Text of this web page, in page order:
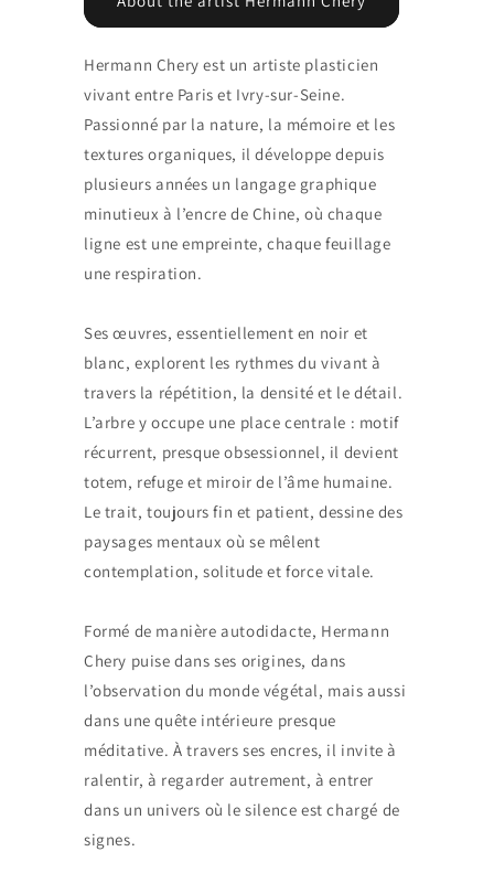
Hermann Chery est un artiste plasticien
vivant entre Paris et Ivry-sur-Seine.
Passionné par la nature, la mémoire et les
textures organiques, il développe depuis
plusieurs années un langage graphique
minutieux à l’encre de Chine, où chaque
ligne est une empreinte, chaque feuillage
une respiration.
Ses œuvres, essentiellement en noir et
blanc, explorent les rythmes du vivant à
travers la répétition, la densité et le détail.
L’arbre y occupe une place centrale : motif
récurrent, presque obsessionnel, il devient
totem, refuge et miroir de l’âme humaine.
Le trait, toujours fin et patient, dessine des
paysages mentaux où se mêlent
contemplation, solitude et force vitale.
Formé de manière autodidacte, Hermann
Chery puise dans ses origines, dans
l’observation du monde végétal, mais aussi
dans une quête intérieure presque
méditative. À travers ses encres, il invite à
ralentir, à regarder autrement, à entrer
dans un univers où le silence est chargé de
signes.